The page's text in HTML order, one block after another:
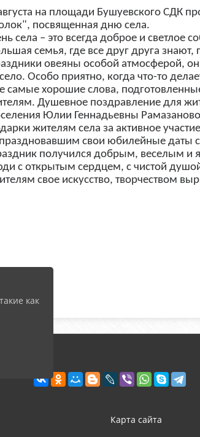
на площади Бушуевского СДК
посвященная дню села.
села – это всегда доброе и светлое
семья, где все друг друга
овеяны особой атмосферой,
Особо приятно, когда что-то
самые хорошие слова,
Душевное поздравление для
Юлии Геннадьевны
жителям села за активное
свои юбилейные даты
получился добрым, веселым и
с открытым сердцем, с чистой
свое искусство, творчеством
Карта сайта
как